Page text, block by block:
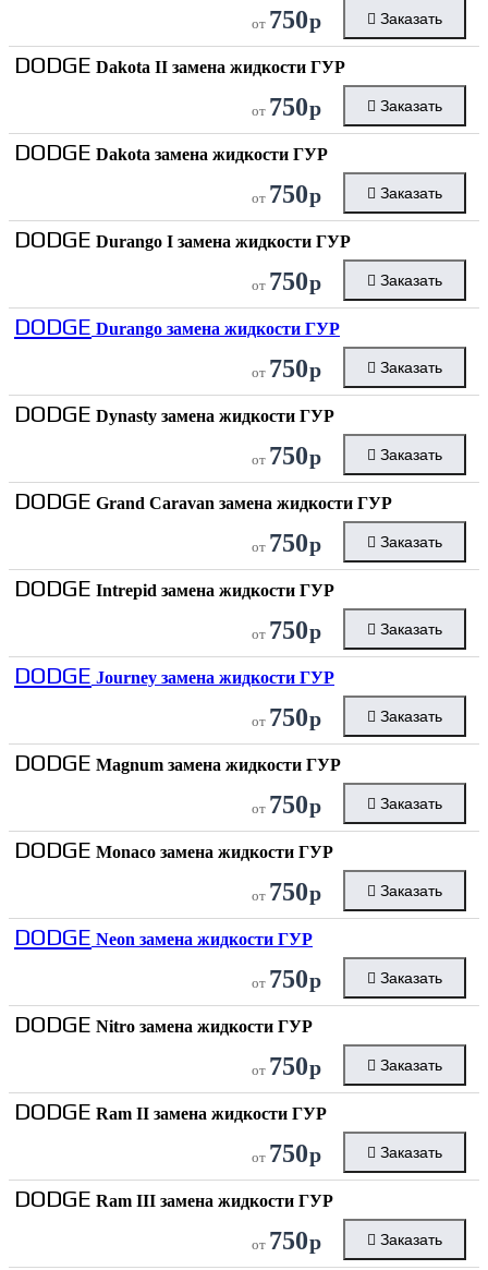
от 750р Заказать
DODGE Dakota II замена жидкости ГУР
от 750р Заказать
DODGE Dakota замена жидкости ГУР
от 750р Заказать
DODGE Durango I замена жидкости ГУР
от 750р Заказать
DODGE Durango замена жидкости ГУР
от 750р Заказать
DODGE Dynasty замена жидкости ГУР
от 750р Заказать
DODGE Grand Caravan замена жидкости ГУР
от 750р Заказать
DODGE Intrepid замена жидкости ГУР
от 750р Заказать
DODGE Journey замена жидкости ГУР
от 750р Заказать
DODGE Magnum замена жидкости ГУР
от 750р Заказать
DODGE Monaco замена жидкости ГУР
от 750р Заказать
DODGE Neon замена жидкости ГУР
от 750р Заказать
DODGE Nitro замена жидкости ГУР
от 750р Заказать
DODGE Ram II замена жидкости ГУР
от 750р Заказать
DODGE Ram III замена жидкости ГУР
от 750р Заказать